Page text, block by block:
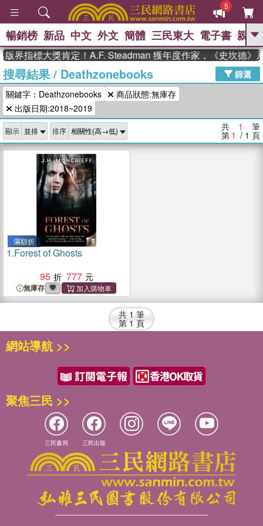
5
GO
熱搜： 東野圭吾 高希均教授回憶錄
、 The Odyssey 、 父親節 、 如果歷
史是一群喵 、 暑期推薦
登輝時代 、 數學女孩：黎曼猜想 、
偉大的迷走神經
暢銷榜 新品 中文 外文 簡體 三民東大 電子書 親子
界指標大獎肯定！A.F. Steadman 獲年度作家，《史坎德》
搜尋結果/ Deathzonebooks
篩選
關鍵字：Deathzonebooks
商品狀態:無庫存
出版日期:2018~2019
顯示 排序 共 1 筆
第 1 / 1 頁
滿額折
1.Forest of Ghosts
95
777
無庫存
共 1 筆
第 1 頁
網站導航 >>
聚焦三民 >>
三民書局 三民出版